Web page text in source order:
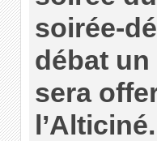
soirée-
débat un
sera
l’Alticiné.